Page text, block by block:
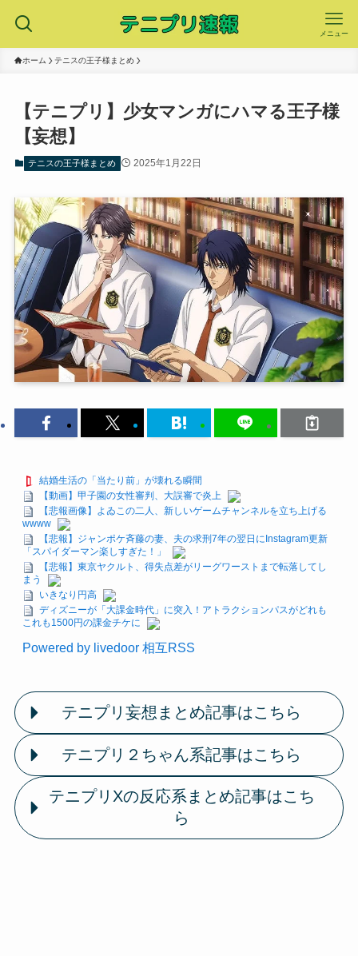
メニュー
ホーム テニスの王子様まとめ
【テニプリ】少女マンガにハマる王子様
【妄想】
テニスの王子様まとめ 2025年1月22日
結婚生活の「当たり前」が壊れる瞬間
【動画】甲子園の女性審判、大誤審で炎上
【悲報画像】よゐこの二人、新しいゲームチャンネルを立ち上げる
wwww
【悲報】ジャンポケ斉藤の妻、夫の求刑7年の翌日にInstagram更新
「スパイダーマン楽しすぎた！」
【悲報】東京ヤクルト、得失点差がリーグワーストまで転落してし
まう
いきなり円高
ディズニーが「大課金時代」に突入！アトラクションパスがどれも
これも1500円の課金チケに
Powered by livedoor 相互RSS
テニプリ妄想まとめ記事はこちら
テニプリ２ちゃん系記事はこちら
テニプリXの反応系まとめ記事はこち
ら